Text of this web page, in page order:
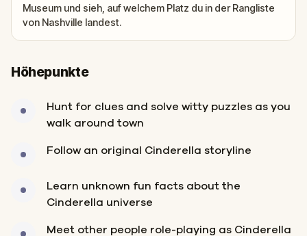
Museum und sieh, auf welchem Platz du in der Rangliste
von Nashville landest.
Höhepunkte
Hunt for clues and solve witty puzzles as you
walk around town
Follow an original Cinderella storyline
Learn unknown fun facts about the
Cinderella universe
Meet other people role-playing as Cinderella